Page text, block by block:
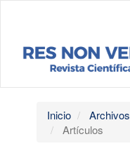
contenido
Navegación
principal
Inicio Archivos
Artículos